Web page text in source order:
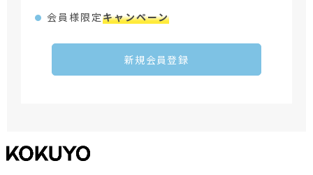
会員様限定キャンペーン
新規会員登録